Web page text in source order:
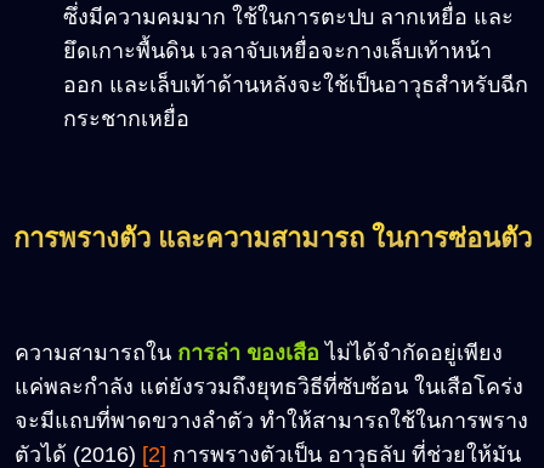
ซึ่งมีความคมมาก ใช้ในการตะปบ ลากเหยื่อ และ
ยึดเกาะพื้นดิน เวลาจับเหยื่อจะกางเล็บเท้าหน้า
ออก และเล็บเท้าด้านหลังจะใช้เป็นอาวุธสำหรับฉีก
กระชากเหยื่อ
การพรางตัว และความสามารถ ในการซ่อนตัว
ความสามารถใน การล่า ของเสือ ไม่ได้จำกัดอยู่เพียง
แค่พละกำลัง แต่ยังรวมถึงยุทธวิธีที่ซับซ้อน ในเสือโคร่ง
จะมีแถบที่พาดขวางลำตัว ทำให้สามารถใช้ในการพราง
ตัวได้ (2016) [2] การพรางตัวเป็น อาวุธลับ ที่ช่วยให้มัน